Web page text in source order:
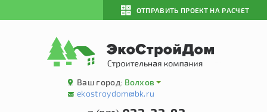
ОТПРАВИТЬ ПРОЕКТ НА РАСЧЕТ
Ваш город: Волхов
ekostroydom@bk.ru